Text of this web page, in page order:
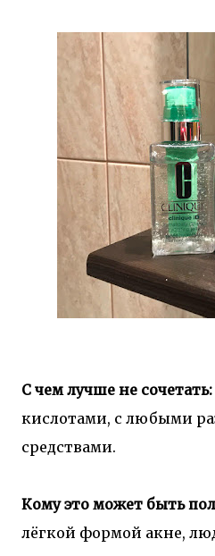
С чем лучше не сочетать:
кислотами, с любыми
средствами.
Кому это может быть
лёгкой формой акне,